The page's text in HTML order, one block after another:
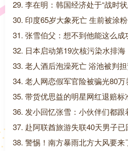
29. 李在明：韩国经济处于“战时
30. 印度65岁大象死亡 生前被涂
31. 张雪伯父：想不到他能这么成
32. 日本启动第19次核污染水排海
33. 老人酒后泡澡死亡 浴池被判
34. 老人网恋假军官险被骗光80万
35. 带货优思益的明星网红退赔标
36. 发小回忆张雪：小伙伴们都跟
37. 赴阿联酋旅游失联40天男子已
38. 警惕！南方暴雨北方大风要来